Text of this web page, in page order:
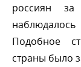
россиян
Подобное
страны было